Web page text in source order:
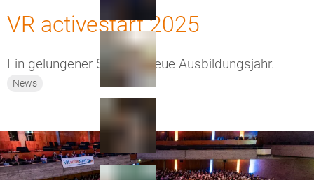
VR activestart 2025
Ein gelungener Start ins neue Ausbildungsjahr.
News